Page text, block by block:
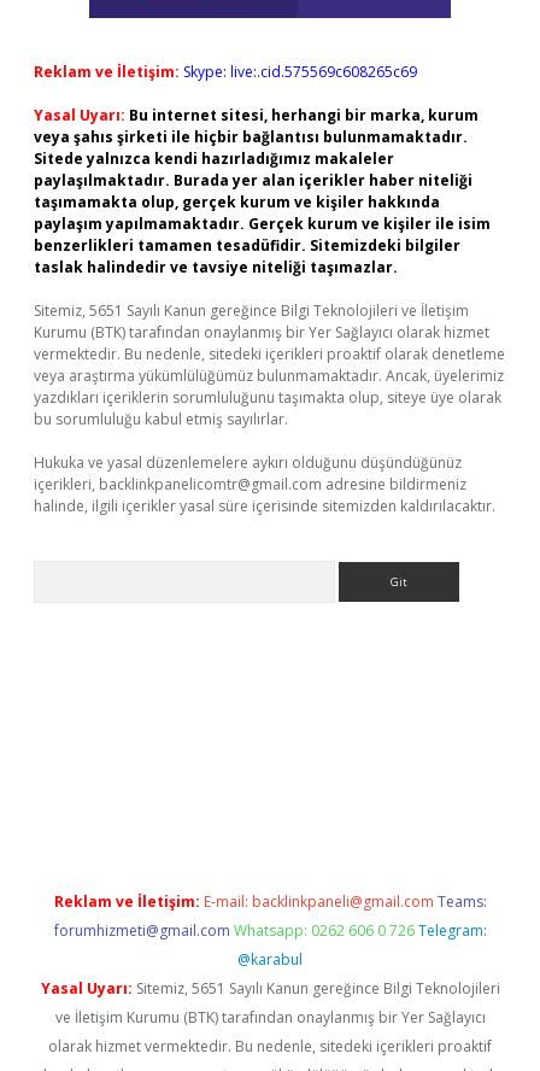
Reklam ve İletişim: Skype: live:.cid.575569c608265c69
Yasal Uyarı: Bu internet sitesi, herhangi bir marka, kurum
veya şahıs şirketi ile hiçbir bağlantısı bulunmamaktadır.
Sitede yalnızca kendi hazırladığımız makaleler
paylaşılmaktadır. Burada yer alan içerikler haber niteliği
taşımamakta olup, gerçek kurum ve kişiler hakkında
paylaşım yapılmamaktadır. Gerçek kurum ve kişiler ile isim
benzerlikleri tamamen tesadüfidir. Sitemizdeki bilgiler
taslak halindedir ve tavsiye niteliği taşımazlar.
Sitemiz, 5651 Sayılı Kanun gereğince Bilgi Teknolojileri ve İletişim
Kurumu (BTK) tarafından onaylanmış bir Yer Sağlayıcı olarak hizmet
vermektedir. Bu nedenle, sitedeki içerikleri proaktif olarak denetleme
veya araştırma yükümlülüğümüz bulunmamaktadır. Ancak, üyelerimiz
yazdıkları içeriklerin sorumluluğunu taşımakta olup, siteye üye olarak
bu sorumluluğu kabul etmiş sayılırlar.
Hukuka ve yasal düzenlemelere aykırı olduğunu düşündüğünüz
içerikleri, backlinkpanelicomtr@gmail.com adresine bildirmeniz
halinde, ilgili içerikler yasal süre içerisinde sitemizden kaldırılacaktır.
Reklam ve İletişim: E-mail: backlinkpaneli@gmail.com Teams:
forumhizmeti@gmail.com Whatsapp: 0262 606 0 726 Telegram:
@karabul
Yasal Uyarı: Sitemiz, 5651 Sayılı Kanun gereğince Bilgi Teknolojileri
ve İletişim Kurumu (BTK) tarafından onaylanmış bir Yer Sağlayıcı
olarak hizmet vermektedir. Bu nedenle, sitedeki içerikleri proaktif